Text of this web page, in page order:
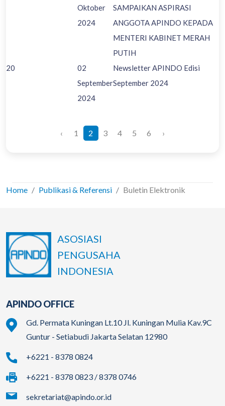
Oktober
2024
SAMPAIKAN ASPIRASI
ANGGOTA APINDO KEPADA
MENTERI KABINET MERAH
PUTIH
20
02
September
2024
Newsletter APINDO Edisi
September 2024
‹ 1 2 3 4 5 6 ›
Home Publikasi & Referensi Buletin Elektronik
ASOSIASI
PENGUSAHA
INDONESIA
APINDO OFFICE
Gd. Permata Kuningan Lt.10 Jl. Kuningan Mulia Kav.9C
Guntur - Setiabudi Jakarta Selatan 12980
+6221 - 8378 0824
+6221 - 8378 0823 / 8378 0746
sekretariat@apindo.or.id